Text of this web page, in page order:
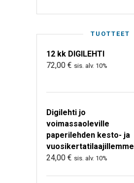
TUOTTEET
12 kk DIGILEHTI
72,00 € sis. alv. 10%
Digilehti jo
voimassaoleville
paperilehden kesto- ja
vuosikertatilaajillemme
24,00 € sis. alv. 10%